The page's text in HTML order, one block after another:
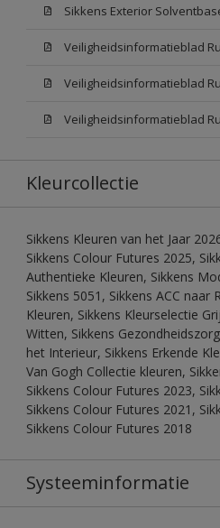
Veiligheidsinformatieblad
Veiligheidsinformatieblad
Veiligheidsinformatieblad
Kleurcollectie
Sikkens Kleuren van het Jaar
Sikkens Colour Futures 2025,
Authentieke Kleuren, Sikkens
Sikkens 5051, Sikkens ACC naar
Kleuren, Sikkens Kleurselectie
Witten, Sikkens
het Interieur, Sikkens Erkende
Van Gogh Collectie kleuren,
Sikkens Colour Futures 2023,
Sikkens Colour Futures 2021,
Sikkens Colour Futures 2018
Systeeminformatie